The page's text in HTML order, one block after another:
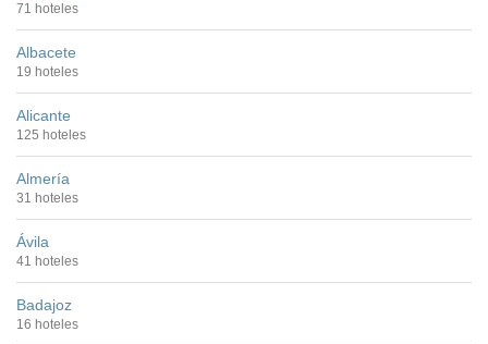
71 hoteles
Albacete
19 hoteles
Alicante
125 hoteles
Almería
31 hoteles
Ávila
41 hoteles
Badajoz
16 hoteles